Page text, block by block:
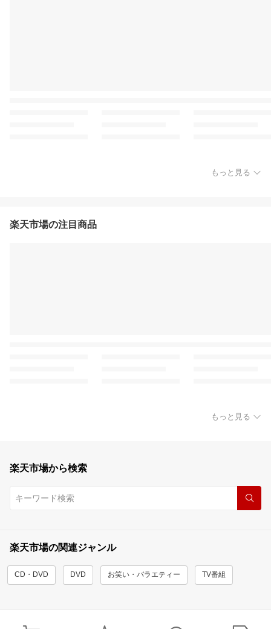
もっと見る
楽天市場の注目商品
もっと見る
楽天市場から検索
楽天市場の関連ジャンル
CD・DVD DVD お笑い・バラエティー TV番組